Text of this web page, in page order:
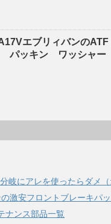
エブリィバンの
パッキン ワッシャー
岐にアレを使ったらダメ（
激安フロントブレーキパ
ナンス部品一覧